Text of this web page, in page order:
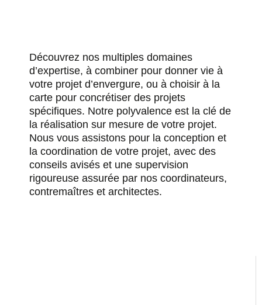
Découvrez nos multiples domaines
d’expertise, à combiner pour donner vie à
votre projet d’envergure, ou à choisir à la
carte pour concrétiser des projets
spécifiques. Notre polyvalence est la clé de
la réalisation sur mesure de votre projet.
Nous vous assistons pour la conception et
la coordination de votre projet, avec des
conseils avisés et une supervision
rigoureuse assurée par nos coordinateurs,
contremaîtres et architectes.